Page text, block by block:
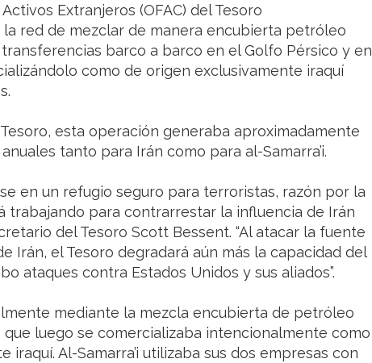
Extranjeros (OFAC) del Tesoro
la red de mezclar de manera encubierta petróleo
barco a barco en el Golfo Pérsico y en
como de origen exclusivamente iraquí
esta operación generaba aproximadamente
tanto para Irán como para al-Samarra’i.
en un refugio seguro para terroristas, razón por la
trabajando para contrarrestar la influencia de Irán
del Tesoro Scott Bessent. “Al atacar la fuente
Irán, el Tesoro degradará aún más la capacidad del
ataques contra Estados Unidos y sus aliados”.
mediante la mezcla encubierta de petróleo
luego se comercializaba intencionalmente como
iraquí. Al-Samarra’i utilizaba sus dos empresas con